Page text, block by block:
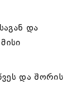
და
და შორის